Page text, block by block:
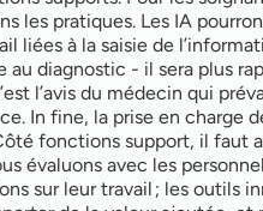
les pratiques. Les IA
liées à la saisie de
au diagnostic - il sera plus
l’avis du médecin qui
In fine, la prise en charge
fonctions support, il faut
évaluons avec les
sur leur travail ; les outils